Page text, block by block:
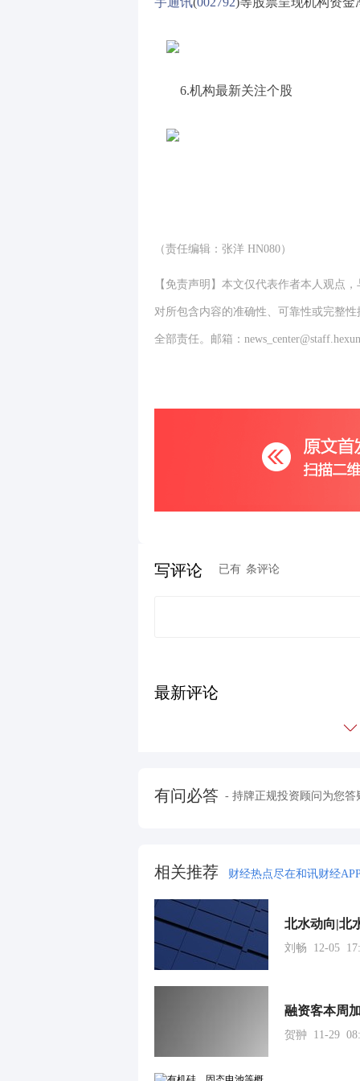
6.机构最新关注个股
（责任编辑：张洋 HN080）
【免责声明】本文仅代表作者本人观点
对所包含内容的准确性、可靠性或完整
全部责任。邮箱：
写评论 已有 条评论
最新评论
有问必答 - 持牌正规投资顾问为您答
相关推荐 财经热点尽在和讯财经
刘畅 12-05
融资客本周
贺翀 11-29